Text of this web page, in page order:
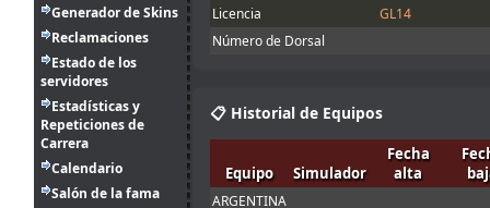
2
ago.
17:45
Ikarus
Si gracias, me
he dado un
paseo para
verlo jaja
2
El mini óvalo es
la trazada
normal en esta
combi, mientras
que la Joker es
la trazada que
solemos hacer
Generador de Skins
Reclamaciones
Estado de los
servidores
Estadísticas y
Repeticiones de
Carrera
Calendario
Salón de la fama
Licencia
GL14
Número de Dorsal
📋 Historial de Equipos
Equipo Simulador
Fecha
alta
ARGENTINA